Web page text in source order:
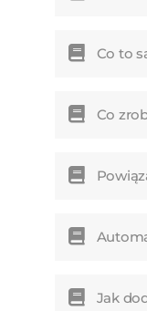
Co to
Co
Jak